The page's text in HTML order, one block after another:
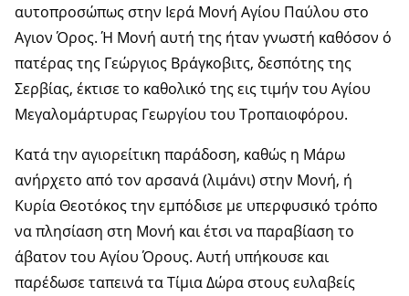
αυτοπροσώπως στην Ιερά Μονή Αγίου Παύλου στο
Αγιον Όρος. Ή Μονή αυτή της ήταν γνωστή καθόσον ό
πατέρας της Γεώργιος Βράγκοβιτς, δεσπότης της
Σερβίας, έκτισε το καθολικό της εις τιμήν του Αγίου
Μεγαλομάρτυρας Γεωργίου του Τροπαιοφόρου.
Κατά την αγιορείτικη παράδοση, καθώς η Μάρω
ανήρχετο από τον αρσανά (λιμάνι) στην Μονή, ή
Κυρία Θεοτόκος την εμπόδισε με υπερφυσικό τρόπο
να πλησίαση στη Μονή και έτσι να παραβίαση το
άβατον του Αγίου Όρους. Αυτή υπήκουσε και
παρέδωσε ταπεινά τα Τίμια Δώρα στους ευλαβείς